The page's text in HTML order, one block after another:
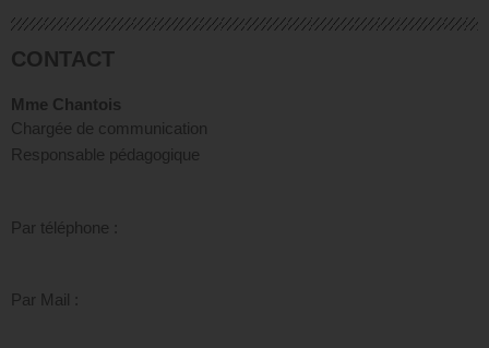
CONTACT
Mme Chantois
Chargée de communication
Responsable pédagogique
Par téléphone :
Par Mail :